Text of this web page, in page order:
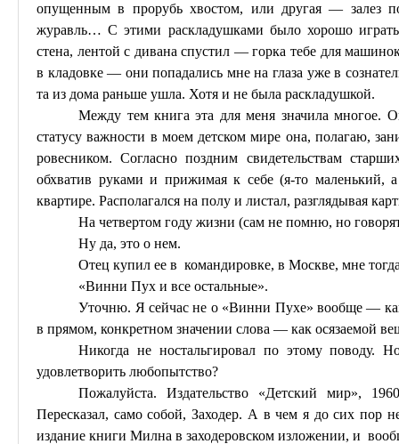
опущенным в прорубь хвостом, или другая — залез
журавль… С этими раскладушками было хорошо
стена, лентой с дивана спустил — горка тебе для
в кладовке — они попадались мне на глаза уже в
та из дома раньше ушла. Хотя и не была раскладушкой.
Между тем книга эта для меня значила
статусу важности в моем детском мире она, полагаю,
ровесником. Согласно поздним свидетельствам
обхватив руками и прижимая к себе (я-то маленький,
квартире. Располагался на полу и листал, разглядывая
На четвертом году жизни (сам не помню, но
Ну да, это о нем.
Отец купил ее в командировке, в Москве, мне
«Винни Пух и все остальные».
Уточню. Я сейчас не о «Винни Пухе» вообще —
в прямом, конкретном значении слова — как осязаемой
Никогда не ностальгировал по этому
удовлетворить любопытство?
Пожалуйста. Издательство «Детский мир»,
Пересказал, само собой,Заходер. А в чем я до сих пор
издание книги Милна в заходеровском изложении, и